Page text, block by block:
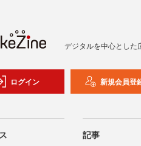
デジタルを中心とした
ログイン 新規会員登
記事